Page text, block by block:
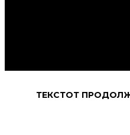
ТЕКСТОТ